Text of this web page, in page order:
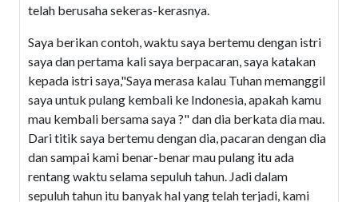
telah berusaha sekeras-kerasnya.
Saya berikan contoh, waktu saya bertemu dengan istri
saya dan pertama kali saya berpacaran, saya katakan
kepada istri saya,"Saya merasa kalau Tuhan memanggil
saya untuk pulang kembali ke Indonesia, apakah kamu
mau kembali bersama saya ?" dan dia berkata dia mau.
Dari titik saya bertemu dengan dia, pacaran dengan dia
dan sampai kami benar-benar mau pulang itu ada
rentang waktu selama sepuluh tahun. Jadi dalam
sepuluh tahun itu banyak hal yang telah terjadi, kami